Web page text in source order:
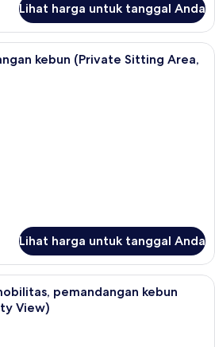
Lihat harga untuk tanggal Anda
Seprai Frette Italia, seprai premium,
kebun (Private Sitting Area,
Lihat harga untuk tanggal Anda
Seprai Frette Italia, seprai premium,
pemandangan kebun
View)